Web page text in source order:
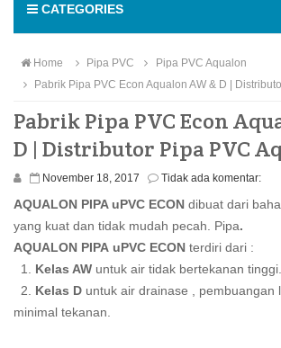
CATEGORIES
Home Pipa PVC
Pipa PVC Aqualon
Pabrik Pipa PVC Econ Aqualon AW & D |
Pabrik Pipa PVC Econ
D | Distributor Pipa PVC
November 18, 2017 Tidak ada komentar:
AQUALON PIPA uPVC ECON dibuat dari
yang kuat dan tidak mudah pecah. Pipa.
AQUALON PIPA uPVC ECON terdiri dari :
1. Kelas AW untuk air tidak bertekanan tinggi.
2.
Kelas D untuk air drainase , pembuangan
minimal tekanan.